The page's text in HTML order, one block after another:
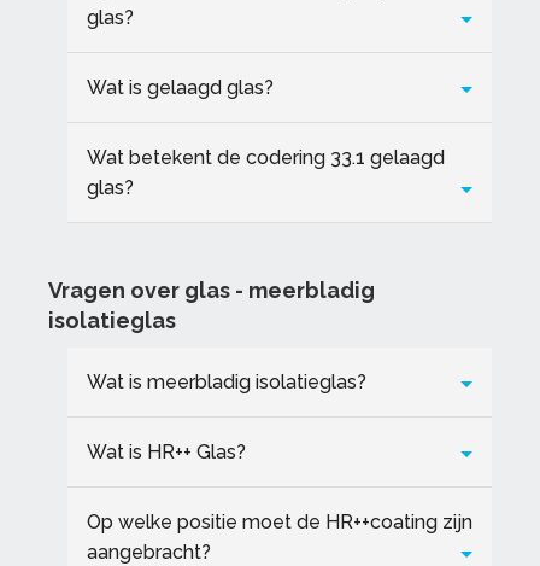
glas?
Wat is gelaagd glas?
Wat betekent de codering 33.1 gelaagd
glas?
Vragen over glas - meerbladig
isolatieglas
Wat is meerbladig isolatieglas?
Wat is HR++ Glas?
Op welke positie moet de HR++coating zijn
aangebracht?